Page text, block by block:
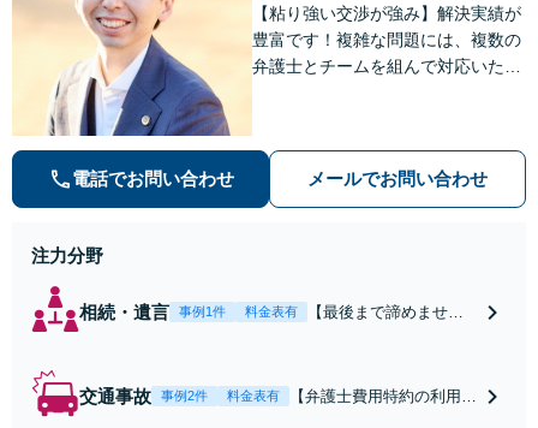
【粘り強い交渉が強み】解決実績が
豊富です！複雑な問題には、複数の
弁護士とチームを組んで対応いたし
気軽にご相談ください。
電話でお問い合わせ メールでお問い合わせ
注力分野
相続・遺言 事例1件 料金表有
【最後まで諦めませ
合意してしまう前にご
交通事故 事例2件 料金表有
【弁護士費用特約の利用＆